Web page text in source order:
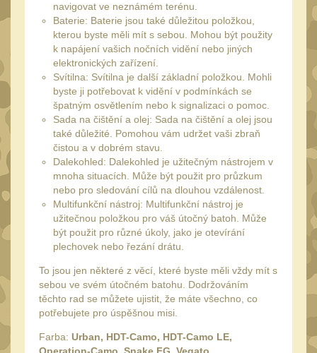
1911
SVIETIDLÁ(89)
Méně než 200 lm
200 - 500 lm2
510 - 990 lm3
1000 - 2000 lm 1
Nad 2000 lm
Speciální svítilny
Lovecké svítilny1
Policejní svítilny4
Vyhledávací svítilny5
Čelové svetlá -
čelovky4
Svítilny pro
navigovat ve neznámém terénu.
Baterie: Baterie jsou také důležitou položkou,
kterou byste měli mít s sebou. Mohou být použity
k napájení vašich nočních vidění nebo jiných
elektronických zařízení.
Svítilna: Svítilna je další základní položkou. Mohli
byste ji potřebovat k vidění v podmínkách se
špatným osvětlením nebo k signalizaci o pomoc.
Sada na čištění a olej: Sada na čištění a olej jsou
také důležité. Pomohou vám udržet vaši zbraň
čistou a v dobrém stavu.
Dalekohled: Dalekohled je užitečným nástrojem v
mnoha situacích. Může být použit pro průzkum
nebo pro sledování cílů na dlouhou vzdálenost.
Multifunkční nástroj: Multifunkční nástroj je
užitečnou položkou pro váš útočný batoh. Může
být použit pro různé úkoly, jako je otevírání
plechovek nebo řezání drátu.
To jsou jen některé z věcí, které byste měli vždy mít s
sebou ve svém útočném batohu. Dodržováním
těchto rad se můžete ujistit, že máte všechno, co
potřebujete pro úspěšnou misi.
Farba: Urban, HDT-Camo, HDT-Camo LE,